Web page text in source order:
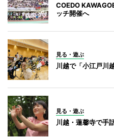
COEDO
ッチ開催へ
見る・遊ぶ
川越で「小江戸川
見る・遊ぶ
川越・蓮馨寺で手